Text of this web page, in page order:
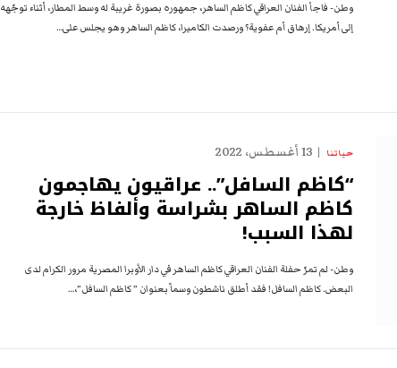
وطن- فاجأ الفنان العراقي كاظم الساهر، جمهوره بصورة غريبة له وسط المطار، أثناء توجّهه
إلى أمريكا. إرهاق أم عفوية؟ ورصدت الكاميرا، كاظم الساهر وهو يجلس على…
حياتنا 13 أغسطس، 2022
“كاظم السافل”.. عراقيون يهاجمون
كاظم الساهر بشراسة وألفاظ خارجة
لهذا السبب!
وطن- لم تمرّ حفلة الفنان العراقي كاظم الساهر في دار الأوبرا المصرية مرور الكرام لدى
البعض. كاظم السافل! فقد أطلق ناشطون وسماً بعنوان ” كاظم السافل”،…